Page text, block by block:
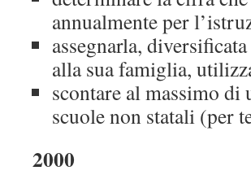
annualmente per
assegnarla,
alla sua famiglia,
scontare al massimo
scuole non statali (per
2000